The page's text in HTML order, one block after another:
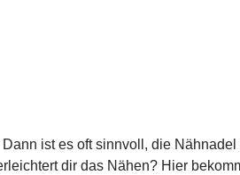
ist es oft sinnvoll, die
dir das Nähen? Hier